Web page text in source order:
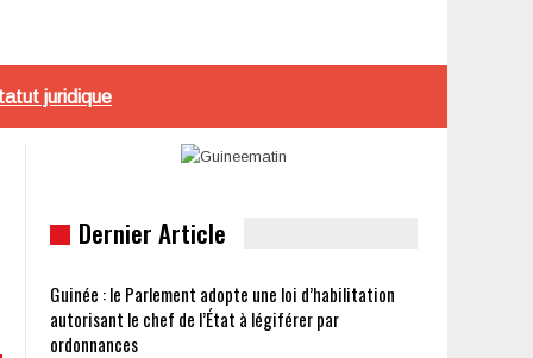
juridique
Dernier Article
Guinée : le Parlement adopte une loi d’habilitation
autorisant le chef de l’État à légiférer par
ordonnances